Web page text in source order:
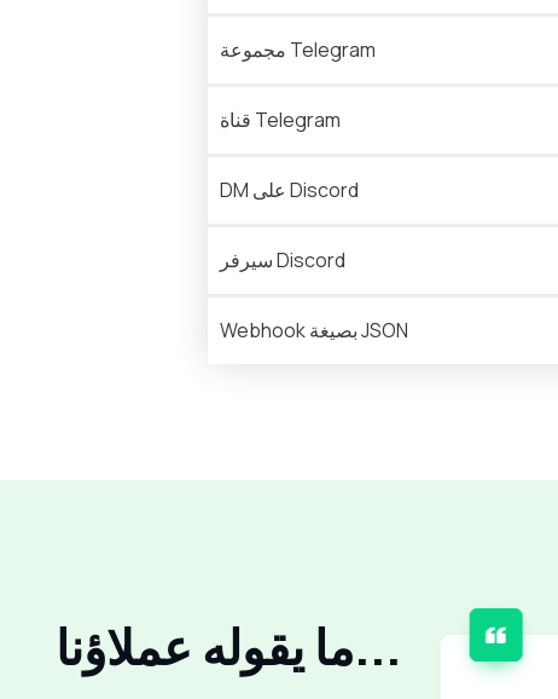
مجموعة Telegram
قناة Telegram
DM على Discord
سيرفر Discord
Webhook بصيغة JSON
ما يقوله عملاؤنا...